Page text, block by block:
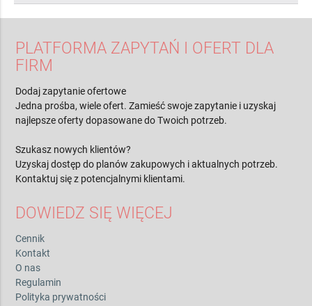
PLATFORMA ZAPYTAŃ I OFERT DLA
FIRM
Dodaj zapytanie ofertowe
Jedna prośba, wiele ofert. Zamieść swoje zapytanie i uzyskaj
najlepsze oferty dopasowane do Twoich potrzeb.
Szukasz nowych klientów?
Uzyskaj dostęp do planów zakupowych i aktualnych potrzeb.
Kontaktuj się z potencjalnymi klientami.
DOWIEDZ SIĘ WIĘCEJ
Cennik
Kontakt
O nas
Regulamin
Polityka prywatności